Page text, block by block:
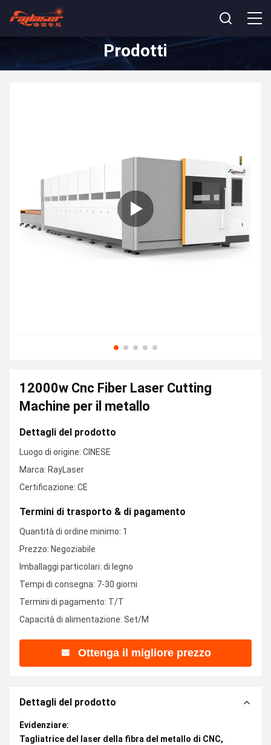
Prodotti
12000w Cnc Fiber Laser Cutting
Machine per il metallo
Dettagli del prodotto
Luogo di origine: CINESE
Marca: RayLaser
Certificazione: CE
Termini di trasporto & di pagamento
Quantità di ordine minimo: 1
Prezzo: Negoziabile
Imballaggi particolari: di legno
Tempi di consegna: 7-30 giorni
Termini di pagamento: T/T
Capacità di alimentazione: Set/M
Ottenga il migliore prezzo
Dettagli del prodotto
Evidenziare:
Tagliatrice del laser della fibra del metallo di CNC,